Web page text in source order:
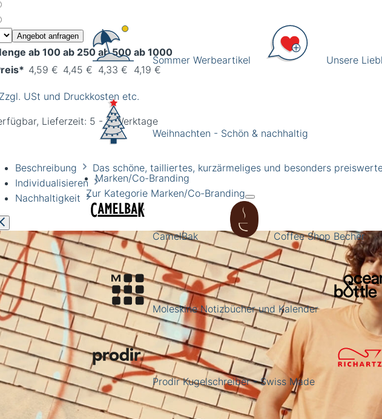
Sommer Werbeartikel Unsere
Weihnachten - Schön & nachhaltig
Marken/Co-Branding
Zur Kategorie Marken/Co-Branding
CamelBak Coffee Shop Becher
Moleskine Notizbücher und Kalender
Prodir Kugelschreiber - Swiss Made
Angebot anfragen
ab 100 ab 250 ab 500 ab 1000
4,59 € 4,45 € 4,33 € 4,19 €
USt und Druckkosten etc.
Lieferzeit: 5 - 8 Werktage
Beschreibung Das schöne, tailliertes, kurzärmeliges und besonders
Individualisieren
Nachhaltigkeit